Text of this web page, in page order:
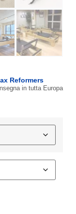
Reformers
in tutta Europa